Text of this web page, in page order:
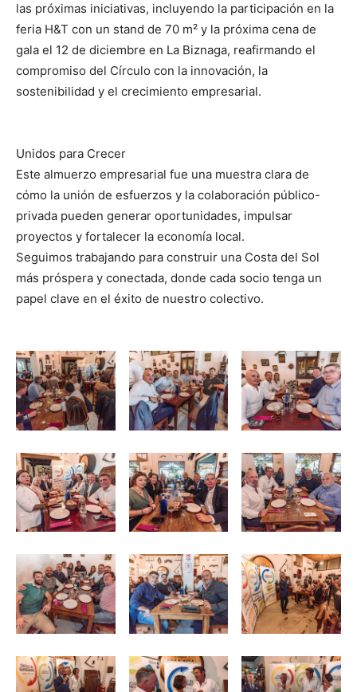
las próximas iniciativas, incluyendo la participación en la
feria H&T con un stand de 70 m² y la próxima cena de
gala el 12 de diciembre en La Biznaga, reafirmando el
compromiso del Círculo con la innovación, la
sostenibilidad y el crecimiento empresarial.
Unidos para Crecer
Este almuerzo empresarial fue una muestra clara de
cómo la unión de esfuerzos y la colaboración público-
privada pueden generar oportunidades, impulsar
proyectos y fortalecer la economía local.
Seguimos trabajando para construir una Costa del Sol
más próspera y conectada, donde cada socio tenga un
papel clave en el éxito de nuestro colectivo.